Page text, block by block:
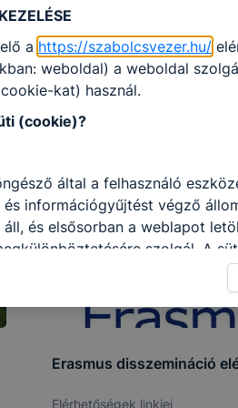
Erasmus disszemináció
Elérhetőségek linkjei
a https://szabolcsvezer.hu/
weboldal) a weboldal
kat) használ.
(cookie)?
által a felhasználó
információgyűjtést végző
áll, és elsősorban a weblapot
szolgál. A
többek között információt
lehetőséget adnak a weboldal
a felhasználói